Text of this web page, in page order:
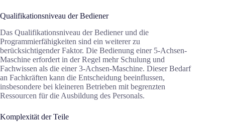
Qualifikationsniveau der Bediener
Das Qualifikationsniveau der Bediener und die
Programmierfähigkeiten sind ein weiterer zu
berücksichtigender Faktor. Die Bedienung einer 5-Achsen-
Maschine erfordert in der Regel mehr Schulung und
Fachwissen als die einer 3-Achsen-Maschine. Dieser Bedarf
an Fachkräften kann die Entscheidung beeinflussen,
insbesondere bei kleineren Betrieben mit begrenzten
Ressourcen für die Ausbildung des Personals.
Komplexität der Teile